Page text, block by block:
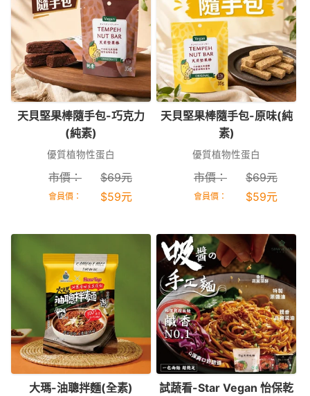
天貝堅果棒隨手包-巧克力
(純素)
優質植物性蛋白
市價： $69元
會員價： $59元
天貝堅果棒隨手包-原味(純
素)
優質植物性蛋白
市價： $69元
會員價： $59元
大瑪-油聰拌麵(全素)
試蔬看-Star Vegan 怡保乾